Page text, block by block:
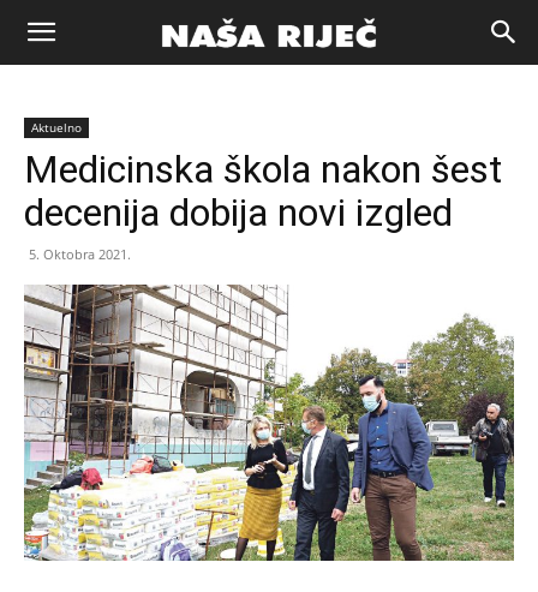
Naša
riječ
Aktuelno
Medicinska škola nakon šest
decenija dobija novi izgled
5. Oktobra 2021.